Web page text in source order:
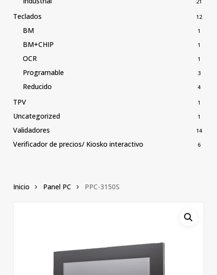
Teclados 12
BM 1
BM+CHIP 1
OCR 1
Programable 3
Reducido 4
TPV 1
Uncategorized 1
Validadores 14
Verificador de precios/ Kiosko interactivo 6
Inicio Panel PC PPC-3150S